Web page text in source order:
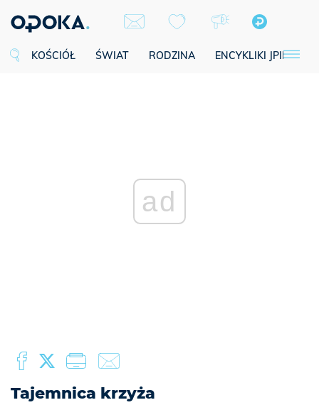
KOŚCIÓŁ ŚWIAT RODZINA ENCYKLIKI JPII
ad
Tajemnica krzyża